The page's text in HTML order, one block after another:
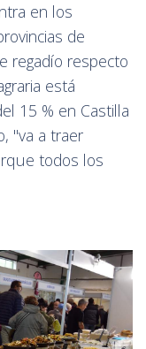
en los
de
regadío respecto
está
15 % en Castilla
"va a traer
todos los